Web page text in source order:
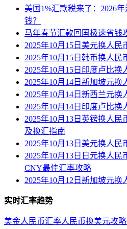
美国1%汇款税来了：2026
钱？
马年春节汇款回国极速省钱
2025年10月15日美元换人民
2025年10月15日韩币换人民
2025年10月15日印度卢比换
2025年10月14日新加坡元换
2025年10月14日新西兰元换
2025年10月14日印度卢比换
2025年10月13日英镑换人
及换汇指南
2025年10月13日美元换人民
2025年10月13日日元换人
CNY最佳汇率攻略
2025年10月12日新加坡元换
实时汇率趋势
美金人民币汇率人民币换美元攻略